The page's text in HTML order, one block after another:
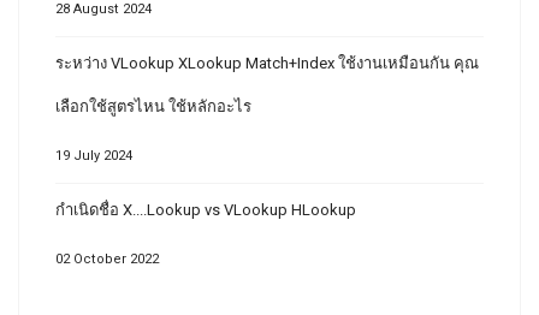
28 August 2024
ระหว่าง VLookup XLookup Match+Index ใช้งานเหมือนกัน คุณ
เลือกใช้สูตรไหน ใช้หลักอะไร
19 July 2024
กำเนิดชื่อ X....Lookup vs VLookup HLookup
02 October 2022